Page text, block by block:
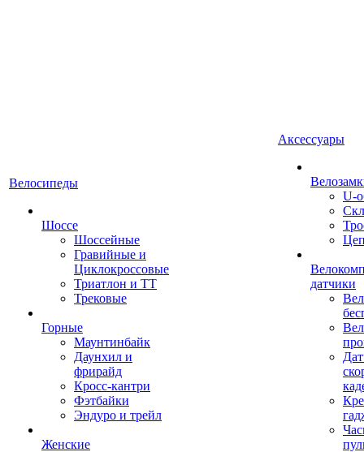
Велосипеды
Шоссе
Шоссейные
Гравийные и
Циклокроссовые
Триатлон и ТТ
Трековые
Горные
Маунтинбайк
Даунхил и
фрирайд
Кросс-кантри
Фэтбайки
Эндуро и трейл
Женские
Аксессуары
U-
датчики